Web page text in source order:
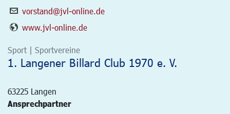
vorstand@jvl-online.de
www.jvl-online.de
Sport | Sportvereine
1. Langener Billard Club 1970 e. V.
63225 Langen
Ansprechpartner